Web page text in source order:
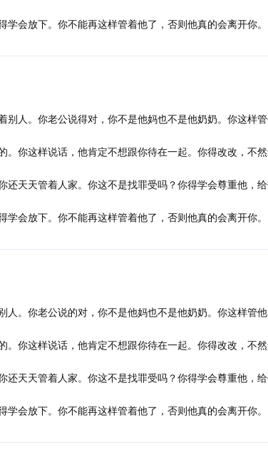
学会放下。你不能再这样管着他了，否则他真的会离开你。
别人。你老公说得对，你不是他妈也不是他奶奶。你这样
。你这样说话，他肯定不想跟你待在一起。你得改改，不然
还天天管着人家。你这不是找罪受吗？你得学会尊重他，给
学会放下。你不能再这样管着他了，否则他真的会离开你。
人。你老公说的对，你不是他妈也不是他奶奶。你这样管
。你这样说话，他肯定不想跟你待在一起。你得改改，不然
还天天管着人家。你这不是找罪受吗？你得学会尊重他，给
学会放下。你不能再这样管着他了，否则他真的会离开你。